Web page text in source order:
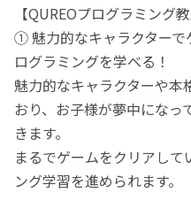
【QUREOプログラミング
① 魅力的なキャラクター
ログラミングを学べる！
魅力的なキャラクターや本
おり、お子様が夢中になっ
きます。
まるでゲームをクリアし
ング学習を進められます。